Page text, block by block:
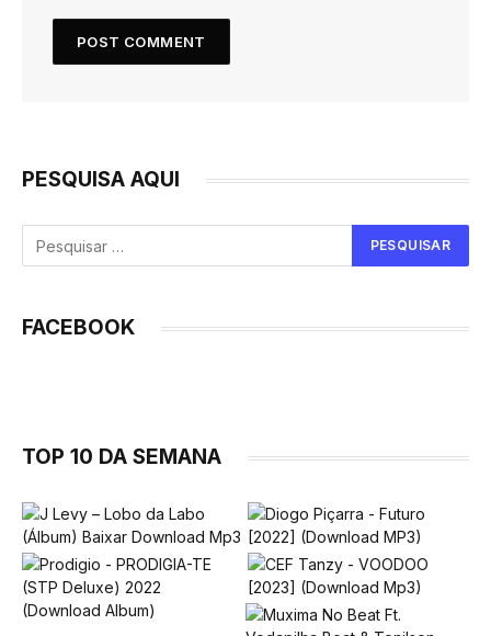
PESQUISA AQUI
FACEBOOK
TOP 10 DA SEMANA